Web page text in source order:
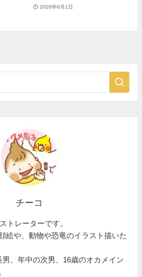
2026年6月1日
チーコ
トレーターです。
絵や、動物や恐竜のイラスト描いた
、年中の次男、16歳のオカメイン